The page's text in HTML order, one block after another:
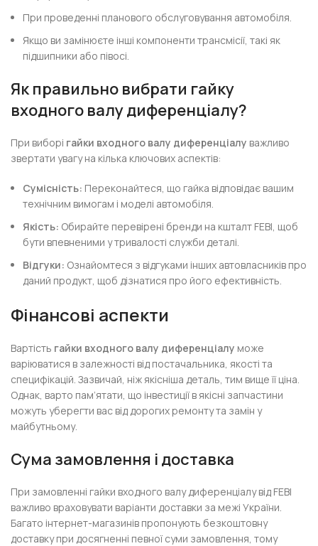
При проведенні планового обслуговування автомобіля.
Якщо ви замінюєте інші компоненти трансмісії, такі як
підшипники або півосі.
Як правильно вибрати гайку
входного валу диференціалу?
При виборі гайки входного валу диференціалу важливо
звертати увагу на кілька ключових аспектів:
Сумісність: Переконайтеся, що гайка відповідає вашим
технічним вимогам і моделі автомобіля.
Якість: Обирайте перевірені бренди на кшталт FEBI, щоб
бути впевненими у тривалості служби деталі.
Відгуки: Ознайомтеся з відгуками інших автовласників про
даний продукт, щоб дізнатися про його ефективність.
Фінансові аспекти
Вартість гайки входного валу диференціалу може
варіюватися в залежності від постачальника, якості та
специфікацій. Зазвичай, ніж якісніша деталь, тим вище її ціна.
Однак, варто пам’ятати, що інвестиції в якісні запчастини
можуть уберегти вас від дорогих ремонту та замін у
майбутньому.
Сума замовлення і доставка
При замовленні гайки входного валу диференціалу від FEBI
важливо враховувати варіанти доставки за межі України.
Багато інтернет-магазинів пропонують безкоштовну
доставку при досягненні певної суми замовлення, тому